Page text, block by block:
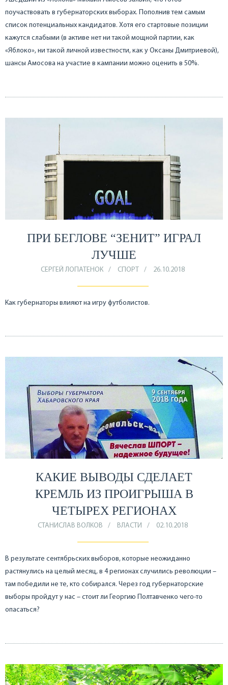
поучаствовать в губернаторских выборах. Пополнив тем самым
список потенциальных кандидатов. Хотя его стартовые позиции
кажутся слабыми (в активе нет ни такой мощной партии, как
«Яблоко», ни такой личной известности, как у Оксаны Дмитриевой),
шансы Амосова на участие в кампании можно оценить в 50%.
ПРИ БЕГЛОВЕ “ЗЕНИТ” ИГРАЛ
ЛУЧШЕ
СЕРГЕЙ ЛОПАТЕНОК СПОРТ 26.10.2018
Как губернаторы влияют на игру футболистов.
КАКИЕ ВЫВОДЫ СДЕЛАЕТ
КРЕМЛЬ ИЗ ПРОИГРЫША В
ЧЕТЫРЕХ РЕГИОНАХ
СТАНИСЛАВ ВОЛКОВ ВЛАСТИ 02.10.2018
В результате сентябрьских выборов, которые неожиданно
растянулись на целый месяц, в 4 регионах случились революции –
там победили не те, кто собирался. Через год губернаторские
выборы пройдут у нас – стоит ли Георгию Полтавченко чего-то
опасаться?